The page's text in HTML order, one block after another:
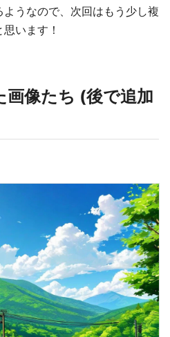
うなので、次回はもう少し複
います！
画像たち (後で追加